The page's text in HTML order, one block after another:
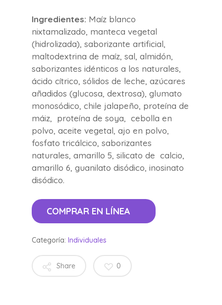
Ingredientes: Maíz blanco
nixtamalizado, manteca vegetal
(hidrolizada), saborizante artificial,
maltodextrina de maíz, sal, almidón,
saborizantes idénticos a los naturales,
ácido cítrico, sólidos de leche, azúcares
añadidos (glucosa, dextrosa), glumato
monosódico, chile jalapeño, proteína de
máiz, proteína de soya, cebolla en
polvo, aceite vegetal, ajo en polvo,
fosfato tricálcico, saborizantes
naturales, amarillo 5, silicato de calcio,
amarillo 6, guanilato disódico, inosinato
disódico.
COMPRAR EN LÍNEA
Categoría: Individuales
Share 0